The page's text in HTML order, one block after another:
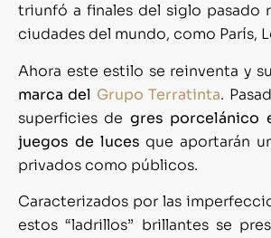
triunfó a finales del siglo pasado
ciudades del mundo, como París,
Ahora este estilo se reinventa y
marca del Grupo Terratinta.
superficies de gres porcelánico
juegos de luces que aportarán
privados como públicos.
Caracterizados por las
estos “ladrillos” brillantes se